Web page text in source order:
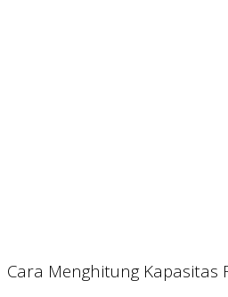
Cara Menghitung Kapasitas